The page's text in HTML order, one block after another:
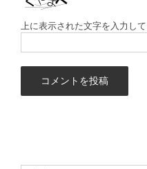
上に表示された文字を入力して